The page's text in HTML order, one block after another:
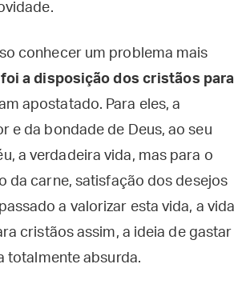
conhecer um problema mais
a disposição dos cristãos para
apostatado. Para eles, a
e da bondade de Deus, ao seu
a verdadeira vida, mas para o
da carne, satisfação dos desejos
a valorizar esta vida, a vida
cristãos assim, a ideia de gastar
totalmente absurda.